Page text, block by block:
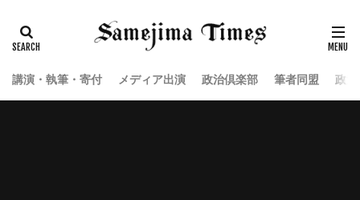
講演・執筆・寄付 メディア出演 政治倶楽部 筆者同盟 政